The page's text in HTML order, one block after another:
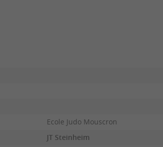
Ecole Judo Mouscron
JT Steinheim